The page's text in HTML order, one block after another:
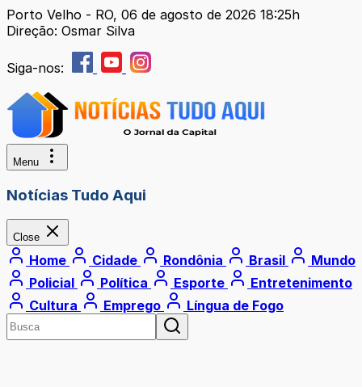
Porto Velho - RO, 06 de agosto de 2026 18:25h
Direção: Osmar Silva
Siga-nos:
Menu
Notícias Tudo Aqui
Close
Home Cidade Rondônia Brasil
Mundo
Policial
Política Esporte
Entretenimento
Cultura
Emprego Língua de Fogo